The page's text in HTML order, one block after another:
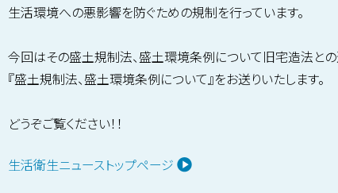
生活環境への悪影響を防ぐための規制を行っています。
今回はその盛土規制法、盛土環境条例について旧宅造法と
『盛土規制法、盛土環境条例について』をお送りいたします。
どうぞご覧ください！！
生活衛生ニューストップページ